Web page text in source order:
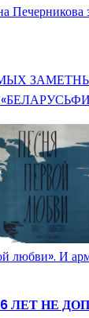
Печерникова
любви». И
ЛЕТ НЕ